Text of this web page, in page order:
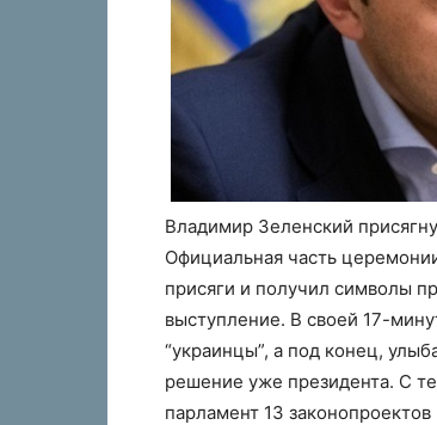
Владимир Зеленский
Официальная часть
присяги и получил символы
выступление. В своей 17-
“украинцы”, а под конец,
решение уже президента. С
парламент 13